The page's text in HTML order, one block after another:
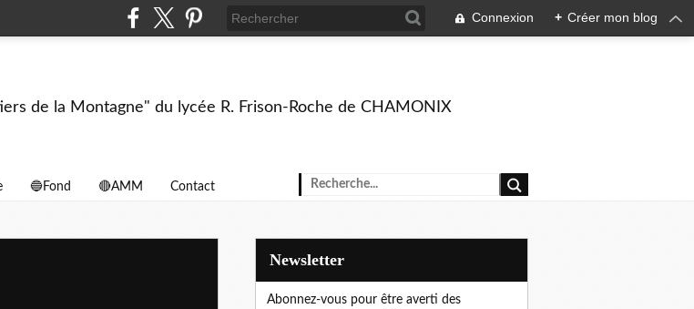
Connexion + Créer mon blog
de la Montagne" du lycée R. Frison-Roche de CHAMONIX
🔵Fond 🔴AMM Contact
Newsletter
Abonnez-vous pour être averti des